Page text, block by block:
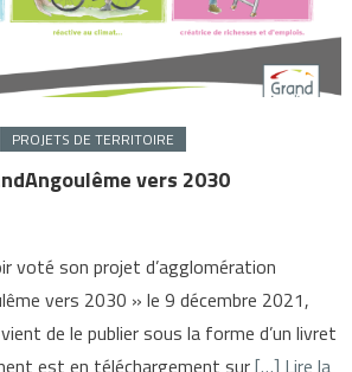
PROJETS DE TERRITOIRE
vers 2030
voté son projet d’agglomération
vers 2030 » le 9 décembre 2021,
de le publier sous la forme d’un livret
est en téléchargement sur[…] Lire la